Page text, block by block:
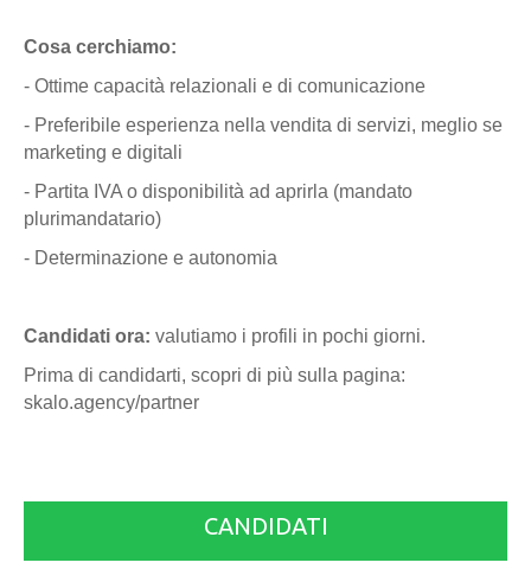
Cosa cerchiamo:
- Ottime capacità relazionali e di comunicazione
- Preferibile esperienza nella vendita di servizi, meglio se
marketing e digitali
- Partita IVA o disponibilità ad aprirla (mandato
plurimandatario)
- Determinazione e autonomia
Candidati ora: valutiamo i profili in pochi giorni.
Prima di candidarti, scopri di più sulla pagina:
skalo.agency/partner
CANDIDATI